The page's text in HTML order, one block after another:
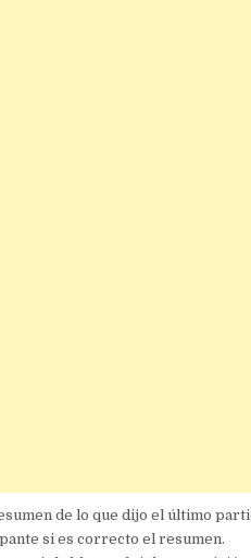
de lo que dijo el último
si es correcto el resumen.